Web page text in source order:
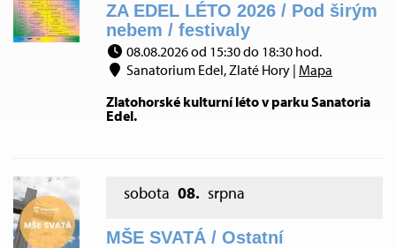
ZA EDEL LÉTO 2026 / Pod širým
nebem / festivaly
08.08.2026 od 15:30 do 18:30 hod.
Sanatorium Edel, Zlaté Hory | Mapa
Zlatohorské kulturní léto v parku Sanatoria
Edel.
sobota 08. srpna
MŠE SVATÁ / Ostatní